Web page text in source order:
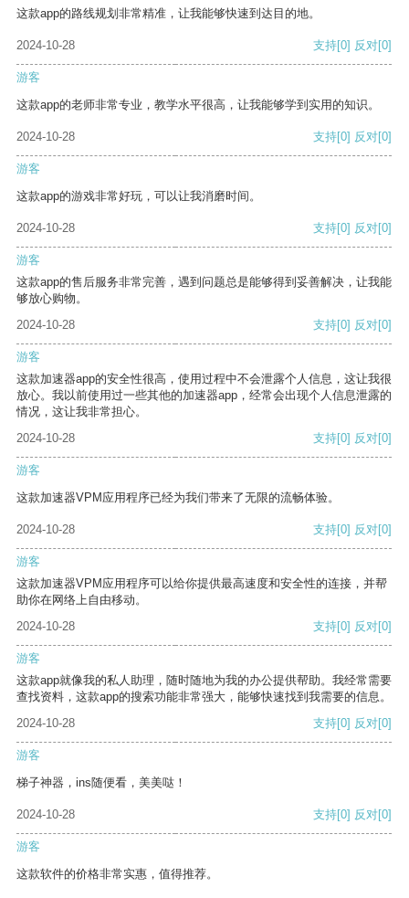
这款app的路线规划非常精准，让我能够快速到达目的地。
2024-10-28 支持[0] 反对[0]
游客
这款app的老师非常专业，教学水平很高，让我能够学到实用的知识。
2024-10-28 支持[0] 反对[0]
游客
这款app的游戏非常好玩，可以让我消磨时间。
2024-10-28 支持[0] 反对[0]
游客
这款app的售后服务非常完善，遇到问题总是能够得到妥善解决，让我能
够放心购物。
2024-10-28
支持[0] 反对[0]
游客
这款加速器app的安全性很高，使用过程中不会泄露个人信息，这让我很
放心。我以前使用过一些其他的加速器app，经常会出现个人信息泄露的
情况，这让我非常担心。
2024-10-28
支持[0] 反对[0]
游客
这款加速器VPM应用程序已经为我们带来了无限的流畅体验。
2024-10-28 支持[0] 反对[0]
游客
这款加速器VPM应用程序可以给你提供最高速度和安全性的连接，并帮
助你在网络上自由移动。
2024-10-28
支持[0] 反对[0]
游客
这款app就像我的私人助理，随时随地为我的办公提供帮助。我经常需要
查找资料，这款app的搜索功能非常强大，能够快速找到我需要的信息。
2024-10-28
支持[0] 反对[0]
游客
梯子神器，ins随便看，美美哒！
2024-10-28 支持[0] 反对[0]
游客
这款软件的价格非常实惠，值得推荐。